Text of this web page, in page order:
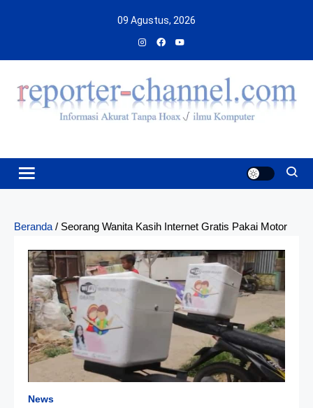
09 Agustus, 2026
Beranda / Seorang Wanita Kasih Internet Gratis Pakai Motor
News